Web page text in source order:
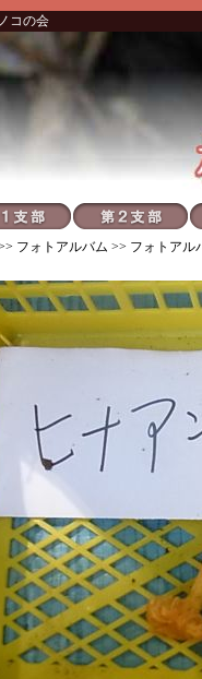
コの会
フォトアルバム >> フォトアル